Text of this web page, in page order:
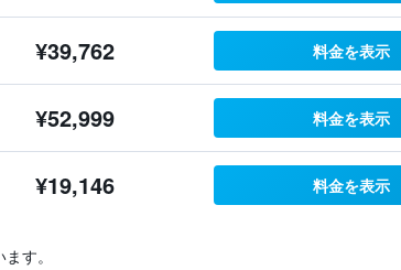
¥39,762 料金を表示
¥52,999 料金を表示
¥19,146 料金を表示
す。